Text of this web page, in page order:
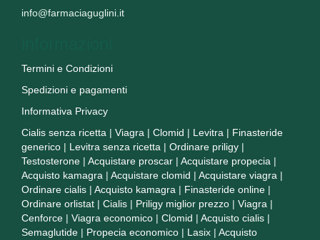
info@farmaciaguglini.it
Termini e Condizioni
Spedizioni e pagamenti
Informativa Privacy
Cialis senza ricetta | Viagra | Clomid | Levitra | Finasteride
generico | Levitra senza ricetta | Ordinare priligy |
Testosterone | Acquistare proscar | Acquistare propecia |
Acquisto kamagra | Acquistare clomid | Acquistare viagra |
Ordinare cialis | Acquisto kamagra | Finasteride online |
Ordinare orlistat | Cialis | Priligy miglior prezzo | Viagra |
Cenforce | Viagra economico | Clomid | Acquisto cialis |
Semaglutide | Propecia economico | Lasix | Acquisto